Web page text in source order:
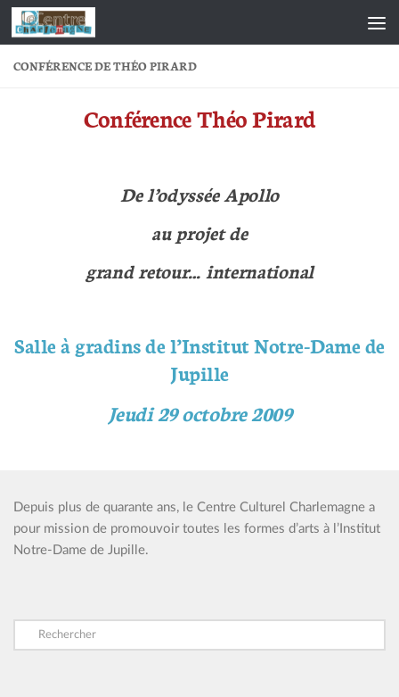
Skip to content
CONFÉRENCE DE THÉO PIRARD
Conférence Théo Pirard
De l’odyssée Apollo
au projet de
grand retour… international
Salle à gradins de l’Institut Notre-Dame de
Jupille
Jeudi 29 octobre 2009
Depuis plus de quarante ans, le Centre Culturel Charlemagne a
pour mission de promouvoir toutes les formes d’arts à l’Institut
Notre-Dame de Jupille.